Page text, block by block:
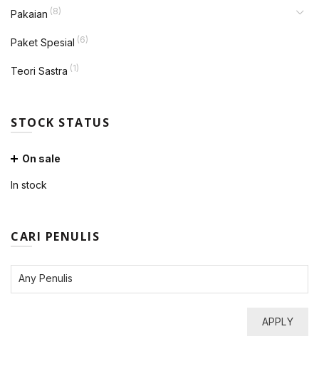
Pakaian (8)
Paket Spesial (6)
Teori Sastra (1)
STOCK STATUS
On sale
In stock
CARI PENULIS
APPLY